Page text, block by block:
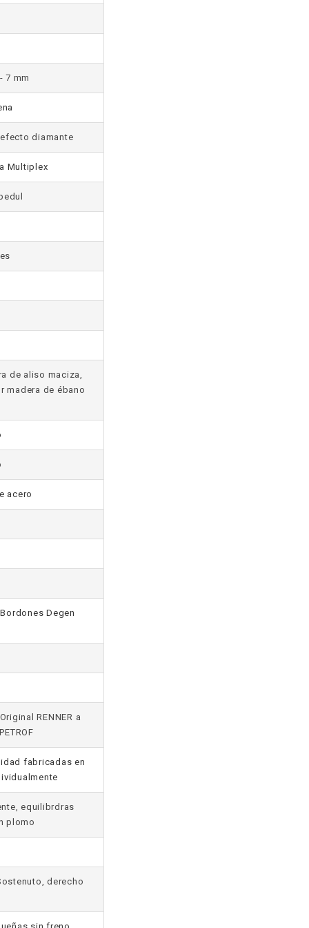
7 mm
diamante
Multiplex
de aliso maciza,
madera de ébano
acero
Degen
RENNER a
fabricadas en
equilibrdras
plomo
derecho